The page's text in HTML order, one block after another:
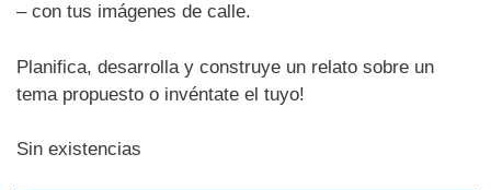
– con tus imágenes de calle.
Planifica, desarrolla y construye un relato sobre un
tema propuesto o invéntate el tuyo!
Sin existencias